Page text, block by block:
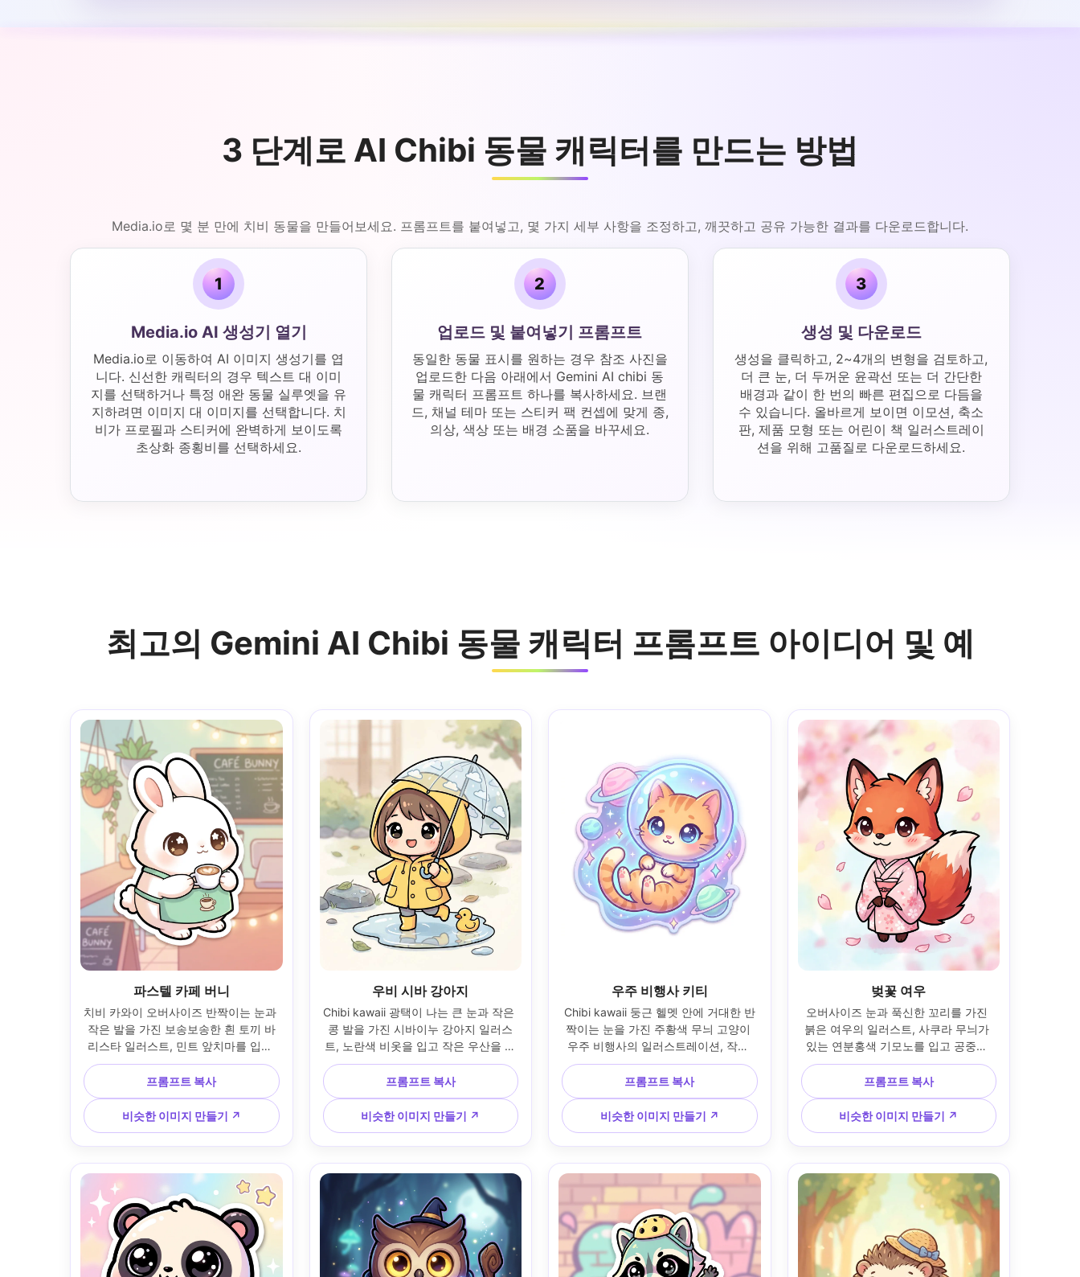
3 단계로 AI Chibi 동물 캐릭터를 만드는 방법
Media.io로 몇 분 만에 치비 동물을 만들어보세요. 프롬프트를 붙여넣고, 몇 가지 세부 사항을 조정하고, 깨끗하고 공유 가능한 결과를 다운로드합니다.
1
Media.io AI 생성기 열기
Media.io로 이동하여 AI 이미지 생성기를 엽
니다. 신선한 캐릭터의 경우 텍스트 대 이미
지를 선택하거나 특정 애완 동물 실루엣을 유
지하려면 이미지 대 이미지를 선택합니다. 치
비가 프로필과 스티커에 완벽하게 보이도록
초상화 종횡비를 선택하세요.
2
업로드 및 붙여넣기 프롬프트
동일한 동물 표시를 원하는 경우 참조 사진을
업로드한 다음 아래에서 Gemini AI chibi 동
물 캐릭터 프롬프트 하나를 복사하세요. 브랜
드, 채널 테마 또는 스티커 팩 컨셉에 맞게 종,
의상, 색상 또는 배경 소품을 바꾸세요.
3
생성 및 다운로드
생성을 클릭하고, 2~4개의 변형을 검토하고,
더 큰 눈, 더 두꺼운 윤곽선 또는 더 간단한
배경과 같이 한 번의 빠른 편집으로 다듬을
수 있습니다. 올바르게 보이면 이모션, 축소
판, 제품 모형 또는 어린이 책 일러스트레이
션을 위해 고품질로 다운로드하세요.
최고의 Gemini AI Chibi 동물 캐릭터 프롬프트 아이디어 및 예
파스텔 카페 버니
치비 카와이 오버사이즈 반짝이는 눈과
작은 발을 가진 보송보송한 흰 토끼 바
리스타 일러스트, 민트 앞치마를 입고
하트 폼으로 라떼를 들고, 매달린 식물
과 칠판 메뉴가 있는 아늑한 파스텔 카
페 배경, 깔끔한 두꺼운 윤곽, 부드러운
셀 음영, 부드러운 그라데이션, 따뜻하
고 친근한 분위기, 스티커 준비, 고도로
디테일, 전문적인 귀여운 캐릭터 디자
인, 85mm 렌즈, 얕은 피사계, 부드러운
시네마틱 조명 --ar 4:5
프롬프트 복사
비슷한 이미지 만들기 ↗
우비 시바 강아지
Chibi kawaii 광택이 나는 큰 눈과 작은
콩 발을 가진 시바이누 강아지 일러스
트, 노란색 비옷을 입고 작은 우산을 들
고, 귀여운 반사가 있는 웅덩이와 떠다
니는 고무 오리, 부드러운 비오는 날 컬
러 팔레트, 두꺼운 깔끔한 라인 아트, 미
묘한 하이라이트, 장난스러운 표정, 쉽
게 컷아웃할 수 있는 심플한 배경, 고품
질 마스코트 캐릭터, 85mm 렌즈, 얕은
피사계 깊이 --ar 4:5
프롬프트 복사
비슷한 이미지 만들기 ↗
우주 비행사 키티
Chibi kawaii 둥근 헬멧 안에 거대한 반
짝이는 눈을 가진 주황색 무늬 고양이
우주 비행사의 일러스트레이션, 작은
떠다니는 포즈, 파스텔 행성과 반짝임
이 있는 별이 빛나는 공간 배경, 부드러
운 셀 음영, 두꺼운 윤곽선, 부드러운 광
채 효과, 사랑스러운 SF 분위기, 깔끔한
구성 중심 캐릭터, 스티커와 감정 친화
적, 걸작 귀여운 예술, 85mm 렌즈, 얕
은 피사계 깊이, 부드러운 영화 조명 --
프롬프트 복사
비슷한 이미지 만들기 ↗
벚꽃 여우
오버사이즈 눈과 푹신한 꼬리를 가진
붉은 여우의 일러스트, 사쿠라 무늬가
있는 연분홍색 기모노를 입고 공중에
떠도는 벚꽃 꽃잎 아래 서 있음, 부드러
운 수채화 같은 파스텔 배경, 산뜻한 두
꺼운 라인 아트, 장미빛 볼, 차분한 봄
분위기, 우아한 귀여운 마스코트 디자
인, 높은 디테일과 깔끔한 형태, 85mm
렌즈, 얕은 피사계 깊이 --ar 4:5
프롬프트 복사
비슷한 이미지 만들기 ↗